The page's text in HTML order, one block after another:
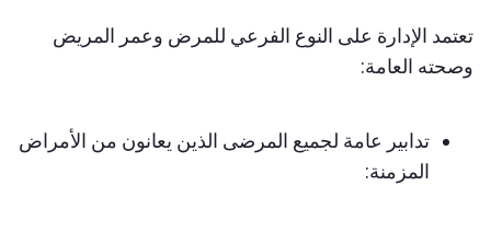
تعتمد الإدارة على النوع الفرعي للمرض وعمر المريض
وصحته العامة:
تدابير عامة لجميع المرضى الذين يعانون من الأمراض
المزمنة: